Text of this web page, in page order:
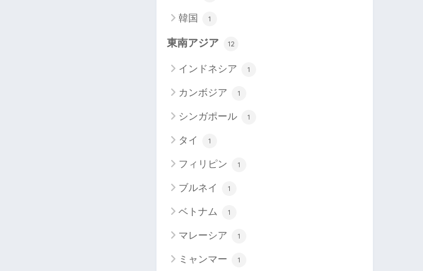
韓国 1
東南アジア 12
インドネシア 1
カンボジア 1
シンガポール 1
タイ 1
フィリピン 1
ブルネイ 1
ベトナム 1
マレーシア 1
ミャンマー 1